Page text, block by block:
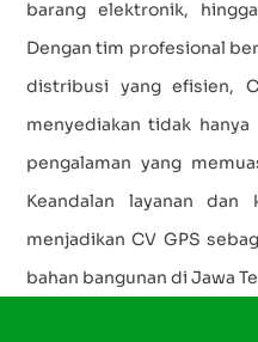
barang elektronik,
Dengan tim profesional
distribusi yang efisien,
menyediakan tidak
pengalaman yang
Keandalan layanan dan
menjadikan CV GPS
bahan bangunan di Jawa